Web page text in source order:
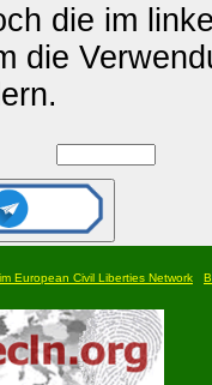
die im
die
European Civil Liberties Network